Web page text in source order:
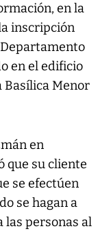
en la
inscripción
en el edificio
Basílica Menor
en
que su cliente
se efectúen
se hagan a
las personas al